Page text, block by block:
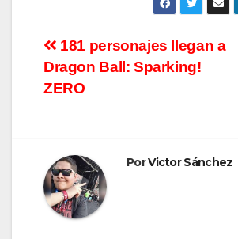
Navegación
de
181 personajes llegan a
Dragon Ball: Sparking!
ZERO
PorVictor Sánchez